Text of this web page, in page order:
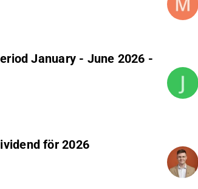
January - June 2026 -
för 2026